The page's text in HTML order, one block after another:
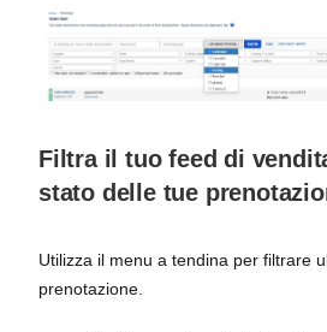
Filtra il tuo feed di
stato delle tue
Utilizza il menu a tendina per filtrare
prenotazione.